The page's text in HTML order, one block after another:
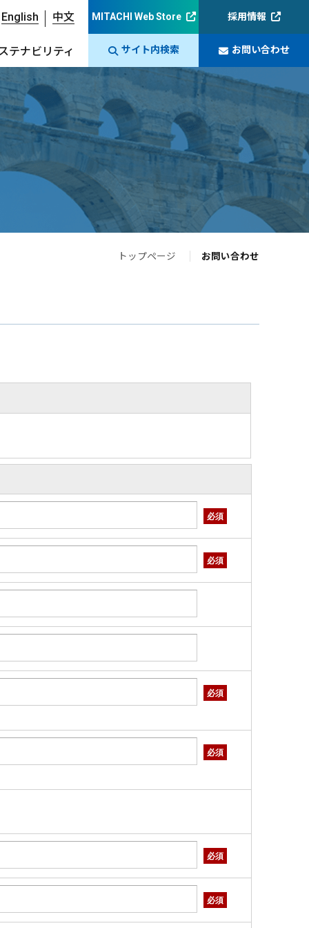
English 中文
テナビリティ
MITACHI Web Store 採用情報
サイト内検索 お問い合わせ
トップページ お問い合わせ
必須
必須
必須
必須
必須
必須